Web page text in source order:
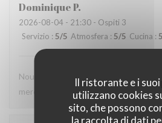
Il ristorante e i
utilizzano cookies
sito, che possono
la raccolta di dati
DominiqueP
2026-08-04 - 21:30 - Ospiti 3
Servizio : 5/5 Atmosfera : 5/5 Cucina : 5
Nous avons très bien mangé et le
merci